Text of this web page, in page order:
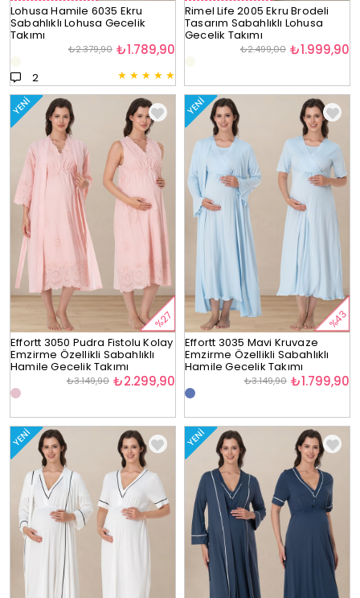
Lohusa Hamile 6035 Ekru
Sabahlıklı Lohusa Gecelik
Takımı
★ ★ ★ ★ ★
2
₺1.789,90
₺2.379,90
Rimel Life 2005 Ekru Brodeli
Tasarım Sabahlıklı Lohusa
Gecelik Takımı
₺1.999,90
₺2.499,00
YENI
%27
Effortt 3050 Pudra Fistolu Kolay
Emzirme Özellikli Sabahlıklı
Hamile Gecelik Takımı
₺2.299,90
₺3.149,90
YENI
%43
Effortt 3035 Mavi Kruvaze
Emzirme Özellikli Sabahlıklı
Hamile Gecelik Takımı
₺1.799,90
₺3.149,90
YENI YENI